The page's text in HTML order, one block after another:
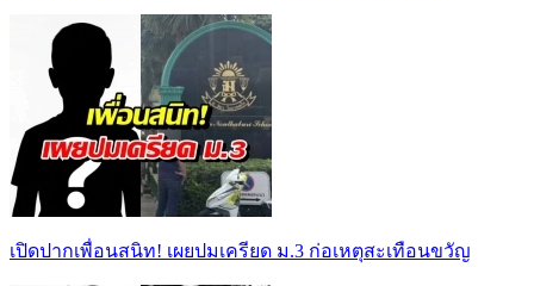
เปิดปากเพื่อนสนิท! เผยปมเครียด ม.3 ก่อเหตุสะเทือนขวัญ